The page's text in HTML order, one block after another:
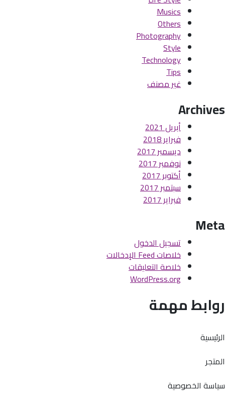
Musics
Others
Photography
Style
Technology
Tips
غير مصنف
Archives
أبريل 2021
فبراير 2018
ديسمبر 2017
نوفمبر 2017
أكتوبر 2017
سبتمبر 2017
فبراير 2017
Meta
تسجيل الدخول
خلاصات Feed الإدخالات
خلاصة التعليقات
WordPress.org
روابط مهمة
الرئيسية
المتجر
سياسة الخصوصية